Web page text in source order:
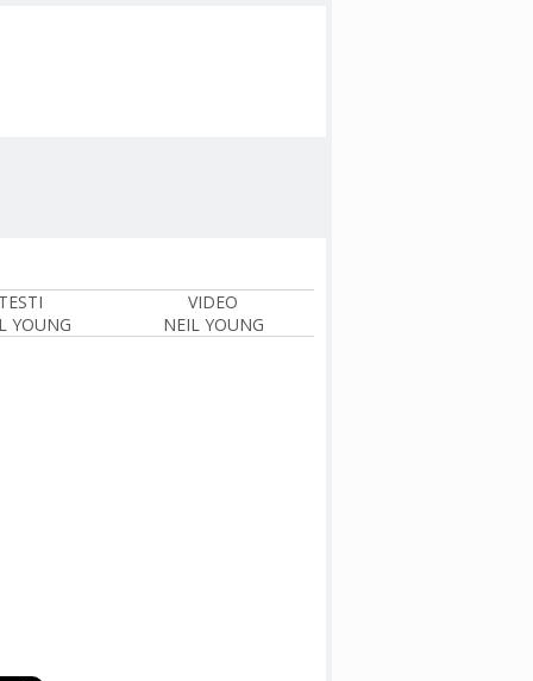
TESTI
YOUNG
VIDEO
NEIL YOUNG